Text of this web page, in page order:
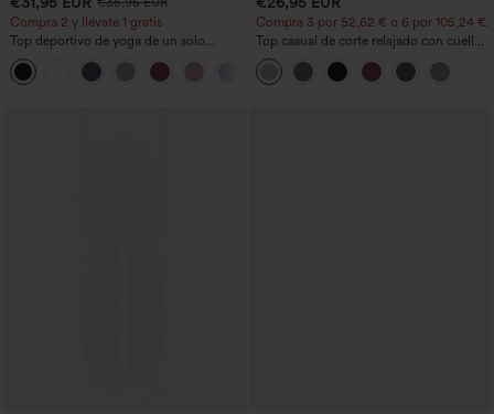
Compra 2 y llévate 1 gratis
Top deportivo de yoga de un solo
hombro, manga larga con agujero para
el pulgar, dobladillo curvo estilo high-
low (frente más corto, espalda más
+3
Compra 3 por 52,62 € o 6 por 105,24 €.
Top casual de corte relajado con cuello
redondo y mangas murciélago.